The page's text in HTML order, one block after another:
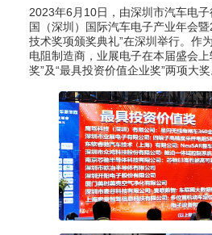
2023年6月10日，由深圳市汽车电
国（深圳）国际汽车电子产业年会
技术奖项颁奖典礼”在深圳举行。作
电阻制造商，业展电子在本届盛会
奖”及“最具投资价值企业奖”两项大奖